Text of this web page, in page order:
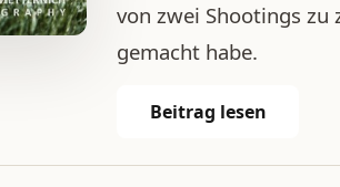
von zwei Shootings zu
gemacht habe.
Beitrag lesen